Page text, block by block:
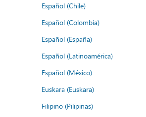
Español (Chile)
Español (Colombia)
Español (España)
Español (Latinoamérica)
Español (México)
Euskara (Euskara)
Filipino (Pilipinas)